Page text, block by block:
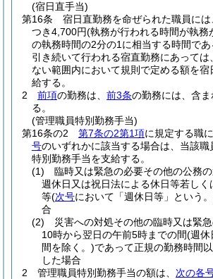
(宿日直手当)
第16条
宿日直勤務を命ぜられた職員に
つき4,700円(執務が行われる時間が執務
の執務時間の2分の1に相当する時間で
引き続いて行われる宿直勤務にあっては
ない範囲内において規則で定める額を宿
給する。
2
前項の勤務は、 前3条の勤務には、含
る。
(管理職員特別勤務手当)
第16条の2
第7条の2第1項に規定する職
号のいずれかに該当する場合は、当該職
特別勤務手当を支給する。
(1)
臨時又は緊急の必要その他の公務
週休日又は祝日法による休日等若しく
等(次号において「週休日等」という
合
(2)
災害への対処その他の臨時又は緊
10時から翌日の午前5時までの間(週休
間を除く。)であって正規の勤務時間
した場合
2
管理職員特別勤務手当の額は、 次の各